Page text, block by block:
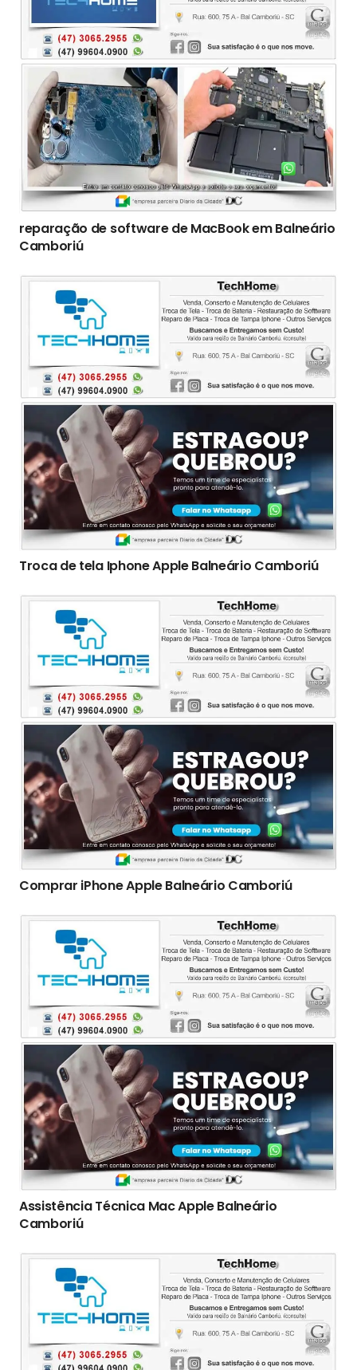
reparação de software de MacBook em Balneário
Camboriú
Troca de tela Iphone Apple Balneário Camboriú
Comprar iPhone Apple Balneário Camboriú
Assistência Técnica Mac Apple Balneário
Camboriú